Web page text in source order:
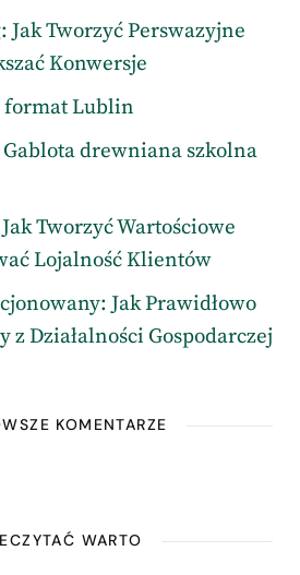
Tworzyć Perswazyjne
Konwersje
format Lublin
drewniana szkolna
Tworzyć Wartościowe
Lojalność Klientów
Jak Prawidłowo
z Działalności Gospodarczej
KOMENTARZE
WARTO